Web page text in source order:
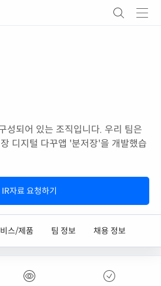
성되어 있는 조직입니다. 우리 팀은
디지털 다꾸앱 '분저장'을 개발했습
IR자료 요청하기
스/제품 팀 정보 채용 정보